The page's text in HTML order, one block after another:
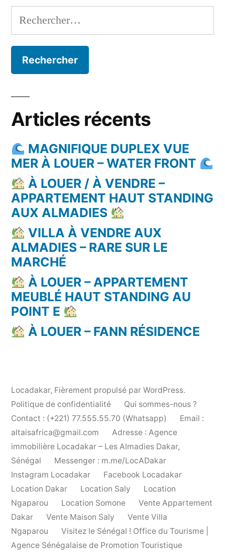
Rechercher :
Articles récents
MAGNIFIQUE DUPLEX VUE
MER À LOUER – WATER FRONT
À LOUER / À VENDRE –
APPARTEMENT HAUT STANDING
AUX ALMADIES
VILLA À VENDRE AUX
ALMADIES – RARE SUR LE
MARCHÉ
À LOUER – APPARTEMENT
MEUBLÉ HAUT STANDING AU
POINT E
À LOUER – FANN RÉSIDENCE
Locadakar, Fièrement propulsé par WordPress.
Politique de confidentialité
Qui sommes-nous ?
Contact : (+221) 77.555.55.70 (Whatsapp)
Email :
altaisafrica@gmail.com
Adresse : Agence
immobilière Locadakar – Les Almadies Dakar,
Sénégal
Messenger : m.me/LocADakar
Instagram Locadakar
Facebook Locadakar
Location Dakar
Location Saly
Location
Ngaparou
Location Somone
Vente Appartement
Dakar
Vente Maison Saly
Vente Villa
Ngaparou
Visitez le Sénégal ! Office du Tourisme |
Agence Sénégalaise de Promotion Touristique